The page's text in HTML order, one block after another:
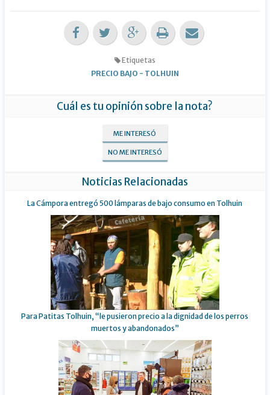
Etiquetas
PRECIO BAJO - TOLHUIN
Cuál es tu opinión sobre la nota?
ME INTERESÓ
NO ME INTERESÓ
Noticias Relacionadas
La Cámpora entregó 500 lámparas de bajo consumo en Tolhuin
Para Patitas Tolhuin, “le pusieron precio a la dignidad de los perros
muertos y abandonados”